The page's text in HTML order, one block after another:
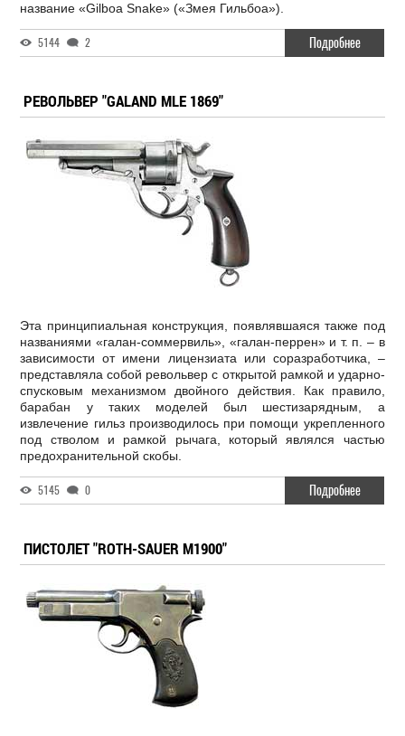
название «Gilboa Snake» («Змея Гильбоа»).
5144 2 Подробнее
РЕВОЛЬВЕР "GALAND MLE 1869"
Эта принципиальная конструкция, появлявшаяся также под
названиями «галан-соммервиль», «галан-перрен» и т. п. – в
зависимости от имени лицензиата или соразработчика, –
представляла собой револьвер с открытой рамкой и ударно-
спусковым механизмом двойного действия. Как правило,
барабан у таких моделей был шестизарядным, а
извлечение гильз производилось при помощи укрепленного
под стволом и рамкой рычага, который являлся частью
предохранительной скобы.
5145 0 Подробнее
ПИСТОЛЕТ "ROTH-SAUER M1900"